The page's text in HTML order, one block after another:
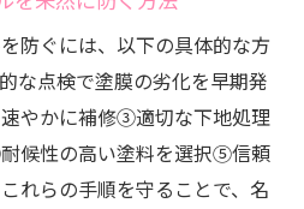
防ぐには、以下の具体的な方
な点検で塗膜の劣化を早期発
やかに補修③適切な下地処理
候性の高い塗料を選択⑤信頼
れらの手順を守ることで、名